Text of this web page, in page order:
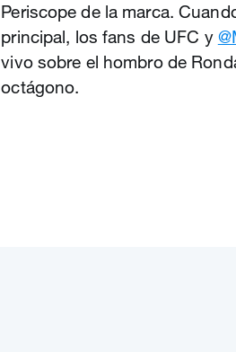
Periscope de la marca.
principal, los fans de UFC y
vivo sobre el hombro de
octágono.